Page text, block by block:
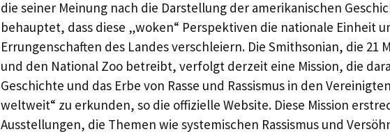
die seiner Meinung nach die Darstellung der amerikanischen
behauptet, dass diese „woken“ Perspektiven die nationale Einheit
Errungenschaften des Landes verschleiern. Die Smithsonian, die 21
und den National Zoo betreibt, verfolgt derzeit eine Mission, die
Geschichte und das Erbe von Rasse und Rassismus in den
weltweit“ zu erkunden, so die offizielle Website. Diese Mission
Ausstellungen, die Themen wie systemischen Rassismus und